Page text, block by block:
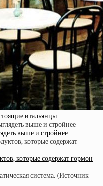
итальянцы
выше и стройнее
которые содержат гормон